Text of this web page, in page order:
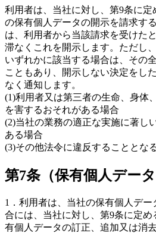
利用者は、当社に対し、第9条に
の保有個人データの開示を請求す
は、利用者から当該請求を受けた
滞なくこれを開示します。ただし
いずれかに該当する場合は、その
こともあり、開示しない決定をし
なく通知します。
(1)利用者又は第三者の生命、身体
を害するおそれがある場合
(2)当社の業務の適正な実施に著し
ある場合
(3)その他法令に違反することとな
第7条（保有個人データ
1．利用者は、当社の保有個人デ
合には、当社に対し、第9条に定
有個人データの訂正、追加又は消